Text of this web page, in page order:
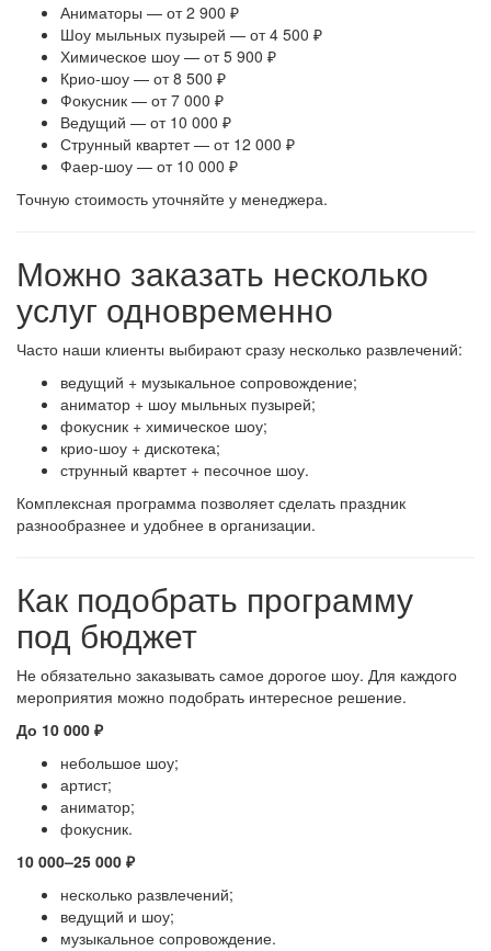
Аниматоры — от 2 900 ₽
Шоу мыльных пузырей — от 4 500 ₽
Химическое шоу — от 5 900 ₽
Крио-шоу — от 8 500 ₽
Фокусник — от 7 000 ₽
Ведущий — от 10 000 ₽
Струнный квартет — от 12 000 ₽
Фаер-шоу — от 10 000 ₽
Точную стоимость уточняйте у менеджера.
Можно заказать несколько
услуг одновременно
Часто наши клиенты выбирают сразу несколько развлечений:
ведущий + музыкальное сопровождение;
аниматор + шоу мыльных пузырей;
фокусник + химическое шоу;
крио-шоу + дискотека;
струнный квартет + песочное шоу.
Комплексная программа позволяет сделать праздник
разнообразнее и удобнее в организации.
Как подобрать программу
под бюджет
Не обязательно заказывать самое дорогое шоу. Для каждого
мероприятия можно подобрать интересное решение.
До 10 000 ₽
небольшое шоу;
артист;
аниматор;
фокусник.
10 000–25 000 ₽
несколько развлечений;
ведущий и шоу;
музыкальное сопровождение.